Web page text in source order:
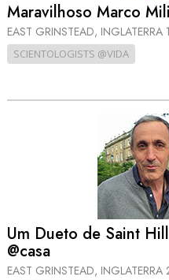
Maravilhoso Marco
EAST GRINSTEAD, INGLATERRA
SCIENTOLOGISTS @VIDA
Um Dueto de Saint
@casa
EAST GRINSTEAD, INGLATERRA